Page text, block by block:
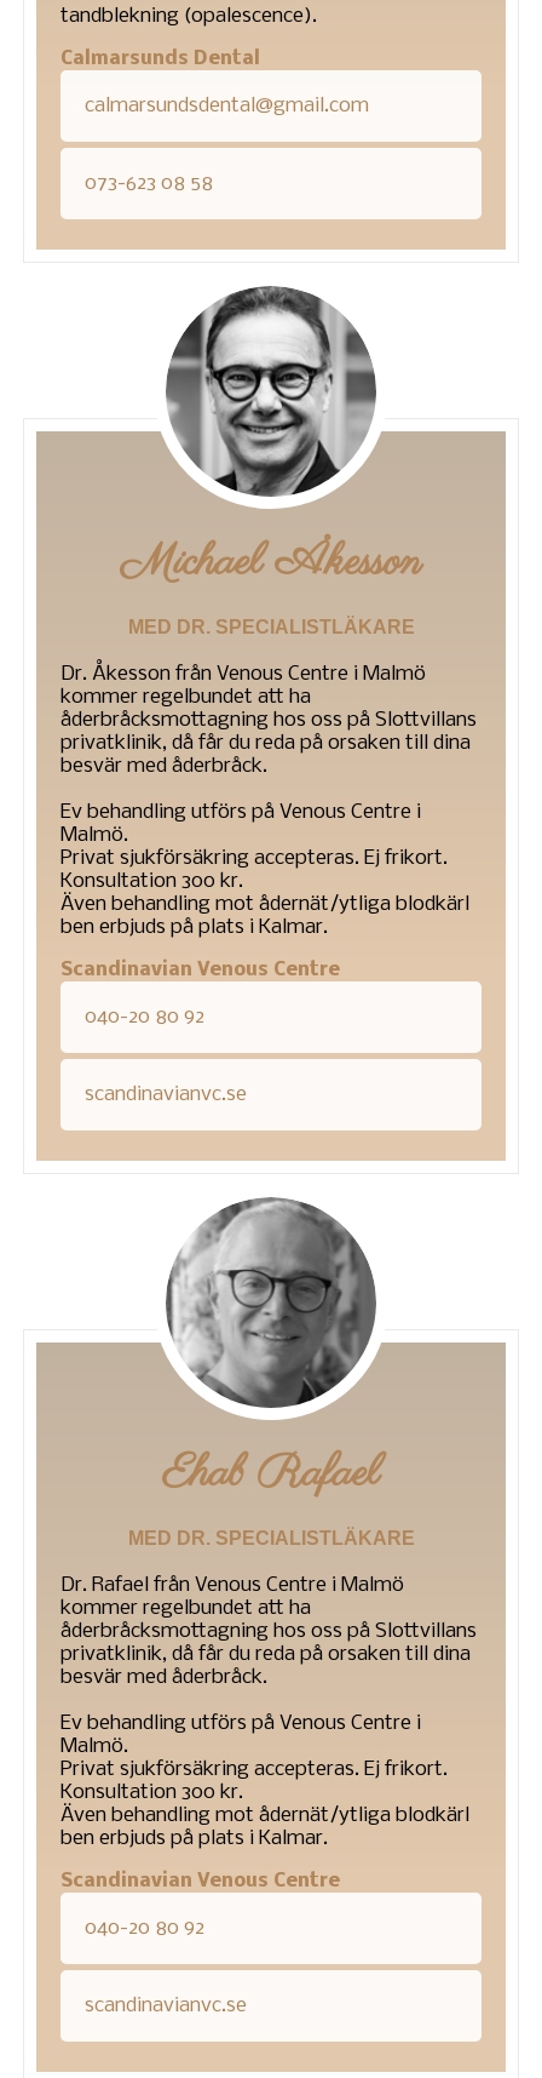
tandblekning (opalescence).
Calmarsunds Dental
calmarsundsdental@gmail.com
073-623 08 58
Michael Åkesson
MED DR. SPECIALISTLÄKARE
Dr. Åkesson från Venous Centre i Malmö
kommer regelbundet att ha
åderbråcksmottagning hos oss på Slottvillans
privatklinik, då får du reda på orsaken till dina
besvär med åderbråck.
Ev behandling utförs på Venous Centre i
Malmö.
Privat sjukförsäkring accepteras. Ej frikort.
Konsultation 300 kr.
Även behandling mot ådernät/ytliga blodkärl
ben erbjuds på plats i Kalmar.
Scandinavian Venous Centre
040-20 80 92
scandinavianvc.se
Ehab Rafael
MED DR. SPECIALISTLÄKARE
Dr. Rafael från Venous Centre i Malmö
kommer regelbundet att ha
åderbråcksmottagning hos oss på Slottvillans
privatklinik, då får du reda på orsaken till dina
besvär med åderbråck.
Ev behandling utförs på Venous Centre i
Malmö.
Privat sjukförsäkring accepteras. Ej frikort.
Konsultation 300 kr.
Även behandling mot ådernät/ytliga blodkärl
ben erbjuds på plats i Kalmar.
Scandinavian Venous Centre
040-20 80 92
scandinavianvc.se